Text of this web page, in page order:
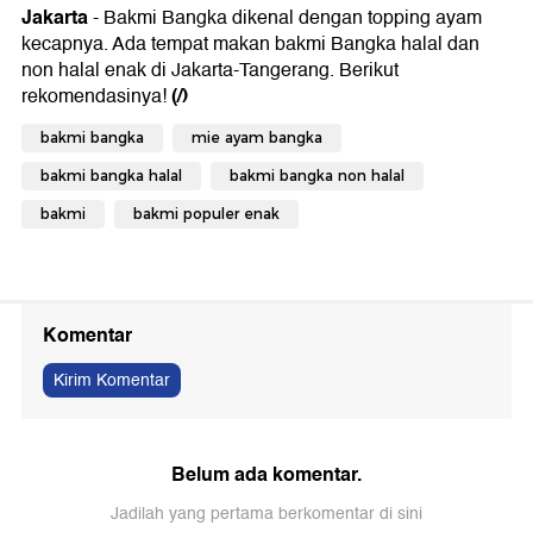
Jakarta- Bakmi Bangka dikenal dengan topping ayam
kecapnya. Ada tempat makan bakmi Bangka halal dan
non halal enak di Jakarta-Tangerang. Berikut
rekomendasinya!(/)
bakmi bangka mie ayam bangka
bakmi bangka halal bakmi bangka non halal
bakmi bakmi populer enak
Komentar
Kirim Komentar
Belum ada komentar.
Jadilah yang pertama berkomentar di sini